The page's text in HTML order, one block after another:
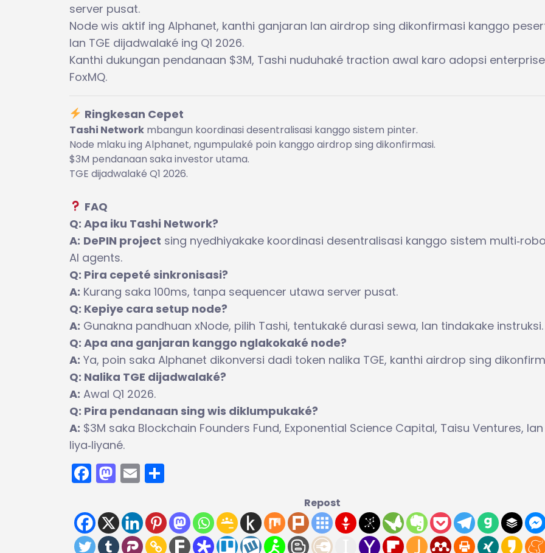
server pusat.
Node wis aktif ing Alphanet, kanthi ganjaran lan airdrop sing dikonfirmasi kanggo
lan TGE dijadwalaké ing Q1 2026.
Kanthi dukungan pendanaan $3M, Tashi nuduhaké traction awal karo adopsi
FoxMQ.
Ringkesan Cepet
Tashi Network mbangun koordinasi desentralisasi kanggo sistem pinter.
Node mlaku ing Alphanet, ngumpulaké poin kanggo airdrop sing dikonfirmasi.
$3M pendanaan saka investor utama.
TGE dijadwalaké Q1 2026.
FAQ
Q: Apa iku Tashi Network?
A: DePIN project sing nyedhiyakake koordinasi desentralisasi kanggo sistem
AI agents.
Q: Pira cepeté sinkronisasi?
A: Kurang saka 100ms, tanpa sequencer utawa server pusat.
Q: Kepiye cara setup node?
A: Gunakna pandhuan xNode, pilih Tashi, tentukaké durasi sewa, lan tindakake instruksi.
Q: Apa ana ganjaran kanggo nglakokaké node?
A: Ya, poin saka Alphanet dikonversi dadi token nalika TGE, kanthi airdrop sing
Q: Nalika TGE dijadwalaké?
A: Awal Q1 2026.
Q: Pira pendanaan sing wis diklumpukaké?
A: $3M saka Blockchain Founders Fund, Exponential Science Capital, Taisu Ventures, lan
liya‑liyané.
Facebook
Mastodon
Email
Repost